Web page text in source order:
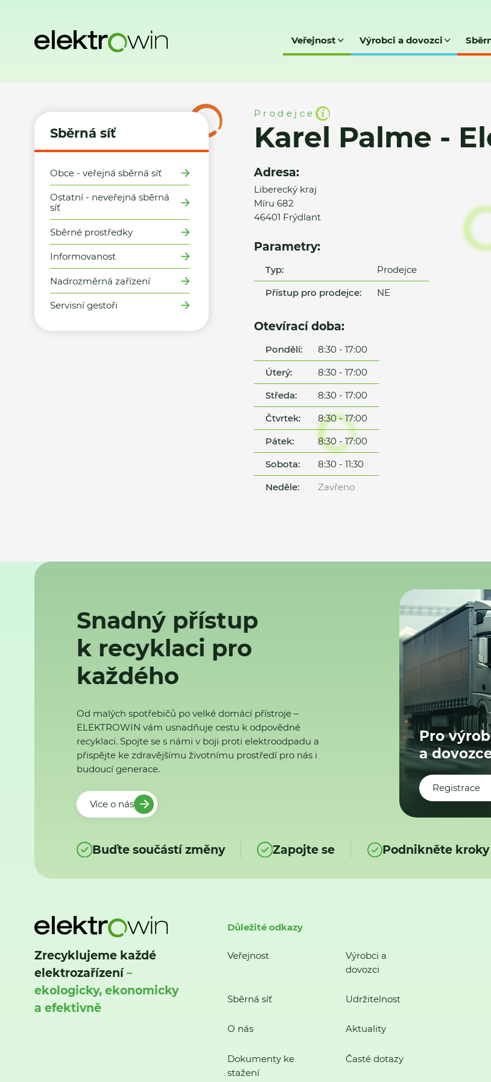
Veřejnost Výrobci a dovozci
Sběrná síť
Obce - veřejná sběrná síť
Ostatní - neveřejná sběrná
síť
Sběrné prostředky
Informovanost
Nadrozměrná zařízení
Servisní gestoři
Prodejce
Karel Palme -
Adresa:
Liberecký kraj
Míru 682
46401 Frýdlant
Parametry:
Typ:
Prodejce
Přístup pro prodejce:
NE
Otevírací doba:
Pondělí:
8:30 - 17:00
Úterý:
8:30 - 17:00
Středa:
8:30 - 17:00
Čtvrtek:
8:30 - 17:00
Pátek:
8:30 - 17:00
Sobota:
8:30 - 11:30
Neděle:
Zavřeno
Snadný přístup
k recyklaci pro
každého
Od malých spotřebičů po velké domácí přístroje –
ELEKTROWIN vám usnadňuje cestu k odpovědné
recyklaci. Spojte se s námi v boji proti elektroodpadu a
přispějte ke zdravějšímu životnímu prostředí pro nás i
budoucí generace.
Více o nás
Pro
a
Registrace
Buďte součástí změny Zapojte se Podnikněte kroky
Zrecyklujeme každé
elektrozařízení–
ekologicky, ekonomicky
a efektivně
Důležité odkazy
Veřejnost
Výrobci a
dovozci
Sběrná síť Udržitelnost
O nás Aktuality
Dokumenty ke
stažení
Časté dotazy